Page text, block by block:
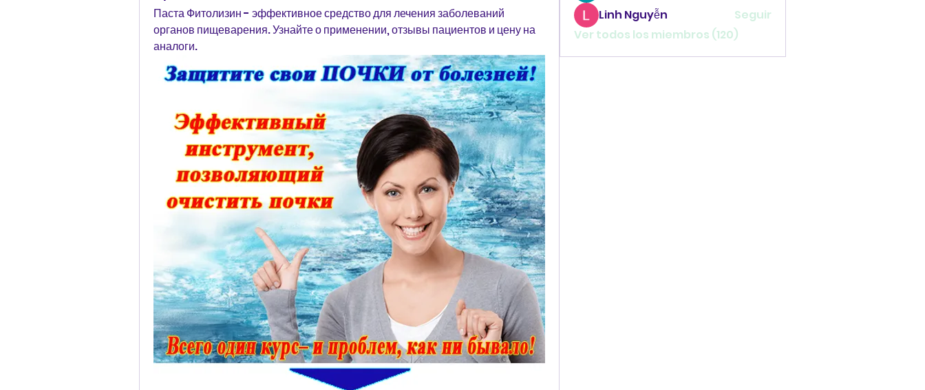
Паста Фитолизин - эффективное средство для лечения заболеваний
органов пищеварения. Узнайте о применении, отзывы пациентов и цену на
аналоги.
Linh Nguyễn
Seguir
Ver todos los miembros (120)